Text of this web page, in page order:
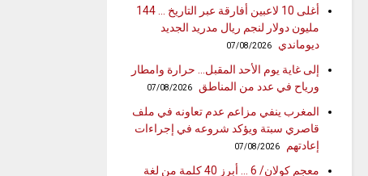
أغلى 10 لاعبين أفارقة عبر التاريخ … 144
مليون دولار لنجم ريال مدريد الجديد
ديوماندي
07/08/2026
إلى غاية يوم الأحد المقبل… حرارة وامطار
ورياح في عدد من المناطق
07/08/2026
المغرب ينفي مزاعم عدم تعاونه في ملف
قاصري سبتة ويؤكد شروعه في إجراءات
إعادتهم
07/08/2026
معجم كولان/ 6 … أبرز 40 كلمة من لغة